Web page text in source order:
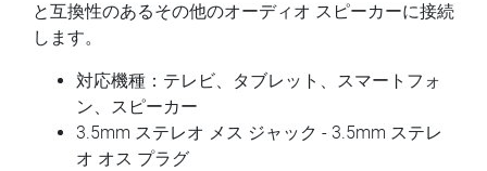
と互換性のあるその他のオーディオ スピーカーに接続
します。
対応機種：テレビ、タブレット、スマートフォ
ン、スピーカー
3.5mm ステレオ メス ジャック - 3.5mm ステレ
オ オス プラグ